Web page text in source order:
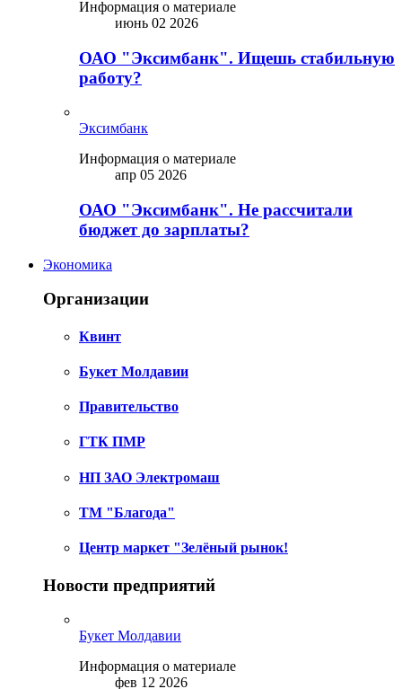
Информация о материале
июнь 02 2026
ОАО "Эксимбанк". Ищешь стабильную
работу?
Эксимбанк
Информация о материале
апр 05 2026
ОАО "Эксимбанк". Не рассчитали
бюджет до зарплаты?
Экономика
Организации
Квинт
Букет Молдавии
Правительство
ГТК ПМР
НП ЗАО Электромаш
ТМ "Благода"
Центр маркет "Зелёный рынок!
Новости предприятий
Букет Молдавии
Информация о материале
фев 12 2026